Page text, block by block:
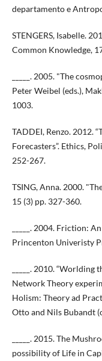
departamento e
STENGERS, Isabelle.
Common Knowledge,
_____. 2005. "The
Peter Weibel (eds.),
1003.
TADDEI, Renzo. 2012.
Forecasters”. Ethics,
252-267.
TSING, Anna. 2000.
15 (3) pp. 327-360.
_____. 2004. Friction:
Princenton Univeristy
_____. 2010.
Network Theory
Holism: Theory ad
Otto and Nils Bubandt
_____. 2015. The
possibility of Life in